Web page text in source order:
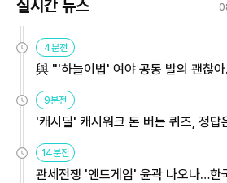
실시간 뉴스
4분전
與 "'하늘이법' 여야 공동 발의 괜찮
9분전
'캐시딜' 캐시워크 돈 버는 퀴즈, 정답
14분전
관세전쟁 '엔드게임' 윤곽 나오나…한